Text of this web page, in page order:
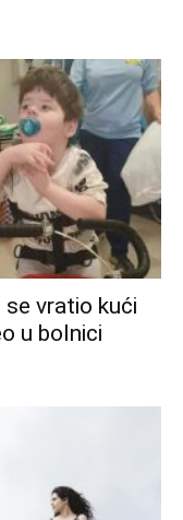
vratio kući
u bolnici